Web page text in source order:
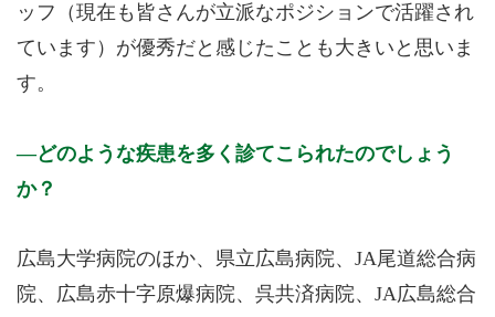
ッフ（現在も皆さんが立派なポジションで活躍され
ています）が優秀だと感じたことも大きいと思いま
す。
どのような疾患を多く診てこられたのでしょう
か？
広島大学病院のほか、県立広島病院、JA尾道総合病
院、広島赤十字原爆病院、呉共済病院、JA広島総合